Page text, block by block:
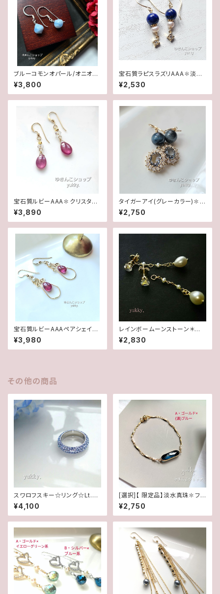
ブルーコモンオパール/オニオン
カット✽Silver925ピアス/イヤ
リング★
¥3,800
宝石質ラピスラズリAAA✽淡水
パール14kgfピアス/イヤリング
¥2,530
宝石質ルビーAAA✽クリスタル1
4kgfデザインピアス/イヤリング
¥3,890
タイガーアイ(グレーカラー)✽フ
レームガラス14kgfピアス/イヤ
リング
¥2,750
宝石質ルビーAAAペアシェイプ
✽淡水パール14kgfデザインピ
アス/イヤリング
¥3,980
レインボームーンストーン＊淡
水2wayポストピアス14kgf
¥2,830
その他の商品
スワロフスキー☆リング☆Lt.サ
ファイヤ(16.5号)
¥4,100
[選択]【 限定品】淡水真珠✽フレ
ームガラスブレスレット✽マグネ
ットタイプ(1ペア)
¥2,750